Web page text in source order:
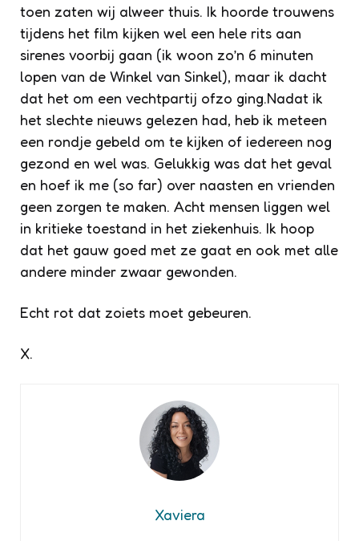
toen zaten wij alweer thuis. Ik hoorde trouwens
tijdens het film kijken wel een hele rits aan
sirenes voorbij gaan (ik woon zo’n 6 minuten
lopen van de Winkel van Sinkel), maar ik dacht
dat het om een vechtpartij ofzo ging.Nadat ik
het slechte nieuws gelezen had, heb ik meteen
een rondje gebeld om te kijken of iedereen nog
gezond en wel was. Gelukkig was dat het geval
en hoef ik me (so far) over naasten en vrienden
geen zorgen te maken. Acht mensen liggen wel
in kritieke toestand in het ziekenhuis. Ik hoop
dat het gauw goed met ze gaat en ook met alle
andere minder zwaar gewonden.
Echt rot dat zoiets moet gebeuren.
X.
Xaviera